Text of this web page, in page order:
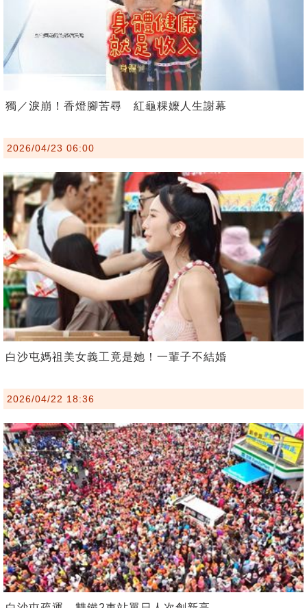
獨／淚崩！香燈腳苦尋 紅龜粿嬤人生謝幕
2026/04/23 06:00
白沙屯媽祖美女義工竟是她！一輩子不結婚
2026/04/22 18:36